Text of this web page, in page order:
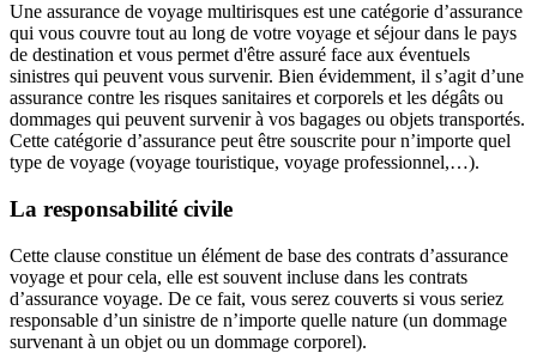
Une assurance de voyage multirisques est une catégorie d’assurance
qui vous couvre tout au long de votre voyage et séjour dans le pays
de destination et vous permet d'être assuré face aux éventuels
sinistres qui peuvent vous survenir. Bien évidemment, il s’agit d’une
assurance contre les risques sanitaires et corporels et les dégâts ou
dommages qui peuvent survenir à vos bagages ou objets transportés.
Cette catégorie d’assurance peut être souscrite pour n’importe quel
type de voyage (voyage touristique, voyage professionnel,…).
La responsabilité civile
Cette clause constitue un élément de base des contrats d’assurance
voyage et pour cela, elle est souvent incluse dans les contrats
d’assurance voyage. De ce fait, vous serez couverts si vous seriez
responsable d’un sinistre de n’importe quelle nature (un dommage
survenant à un objet ou un dommage corporel).